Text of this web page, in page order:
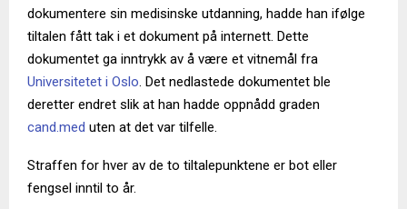
dokumentere sin medisinske utdanning, hadde han ifølge
tiltalen fått tak i et dokument på internett. Dette
dokumentet ga inntrykk av å være et vitnemål fra
Universitetet i Oslo. Det nedlastede dokumentet ble
deretter endret slik at han hadde oppnådd graden
cand.med uten at det var tilfelle.
Straffen for hver av de to tiltalepunktene er bot eller
fengsel inntil to år.